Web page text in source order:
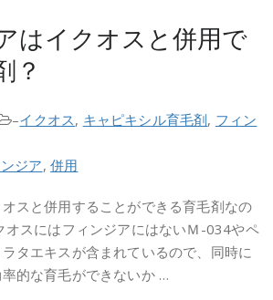
はイクオスと併用で
？
–イクオス, キャピキシル育毛剤, フィン
ジア,併用
スと併用することができる育毛剤なの
オスにはフィンジアにはないＭ-034やペ
タエキスが含まれているので、同時に
的な育毛ができないか …